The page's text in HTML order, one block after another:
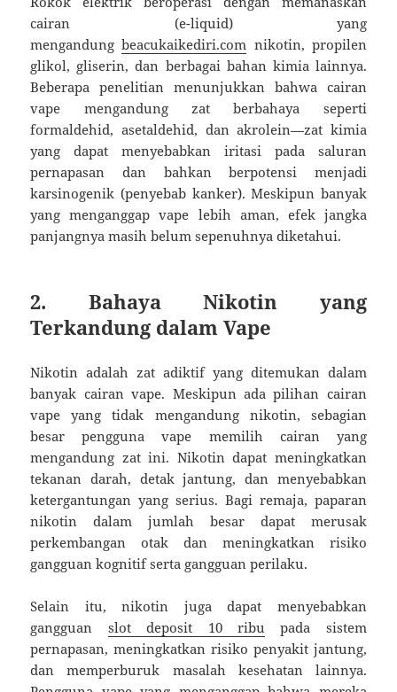
cairan (e-liquid) yang
mengandungbeacukaikediri.com nikotin, propilen
glikol, gliserin, dan berbagai bahan kimia lainnya.
Beberapa penelitian menunjukkan bahwa cairan
vape mengandung zat berbahaya seperti
formaldehid, asetaldehid, dan akrolein—zat kimia
yang dapat menyebabkan iritasi pada saluran
pernapasan dan bahkan berpotensi menjadi
karsinogenik (penyebab kanker). Meskipun banyak
yang menganggap vape lebih aman, efek jangka
panjangnya masih belum sepenuhnya diketahui.
2. Bahaya Nikotin yang
Terkandung dalam Vape
Nikotin adalah zat adiktif yang ditemukan dalam
banyak cairan vape. Meskipun ada pilihan cairan
vape yang tidak mengandung nikotin, sebagian
besar pengguna vape memilih cairan yang
mengandung zat ini. Nikotin dapat meningkatkan
tekanan darah, detak jantung, dan menyebabkan
ketergantungan yang serius. Bagi remaja, paparan
nikotin dalam jumlah besar dapat merusak
perkembangan otak dan meningkatkan risiko
gangguan kognitif serta gangguan perilaku.
Selain itu, nikotin juga dapat menyebabkan
gangguan slot deposit 10 ribu pada sistem
pernapasan, meningkatkan risiko penyakit jantung,
dan memperburuk masalah kesehatan lainnya.